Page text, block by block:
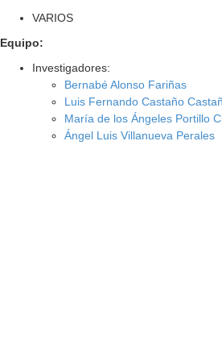
VARIOS
Equipo:
Investigadores:
Bernabé Alonso Fariñas
Luis Fernando Castaño
María de los Ángeles Portillo
Ángel Luis Villanueva Perales